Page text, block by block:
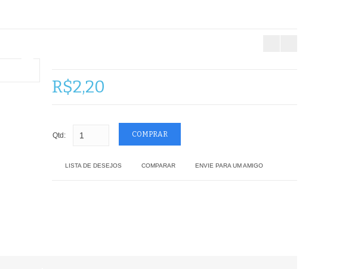
R$2,20
Qtd:
LISTA DE DESEJOS COMPARAR ENVIE PARA UM AMIGO